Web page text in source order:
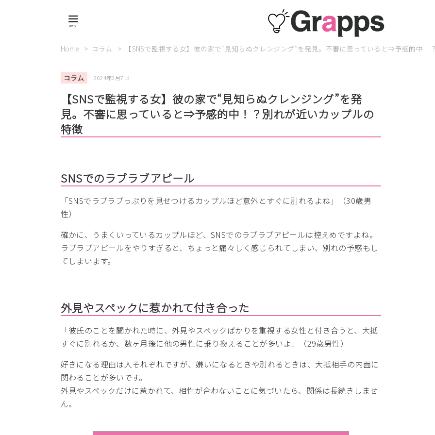
Home コラム 【SNSで監視する女】彼の家で“見知らぬクレンジング”を発見。不審に思っていると⇒予感的中！
コラム 2024年2月7日
【SNSで監視する女】彼の家で“見知らぬクレンジング”を発
見。不審に思っていると⇒予感的中！？別れが近いカップルの
特徴
SNSでのラブラブアピール
「SNSでラブラブっぷりを見せつけるカップルほど意外とすぐに別れるよね」（30歳男
性）
確かに、うまくいっているカップルほど、SNSでのラブラブアピールは控えめですよね。
ラブラブアピールをやりすぎると、ちょっと痛々しく感じられてしまい、別れの予感もし
てしまいます。
外見やスペックに惹かれて付き合った
「彼氏のことを聞かれた時に、外見やスペックばかりを重視する女性と付き合うと、大抵
すぐに別れるか、数ヶ月後に他の男性に乗り換えることが多いよ」（29歳男性）
好きになる理由は人それぞれですが、嫌いになるときや別れるときは、大抵相手の内面に
関わることが多いです。
外見やスペックだけに惹かれて、相性が合わないことに気づいたら、関係は長続きしませ
ん。